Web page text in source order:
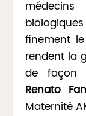
finement
rendent la
de façon
Renato
Maternité